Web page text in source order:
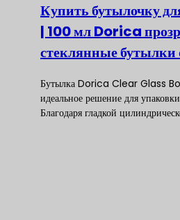
Купить бутылочку
| 100 мл Dorica
стеклянные бутылки
Бутылка Dorica Clear Glass
идеальное решение для
Благодаря гладкой